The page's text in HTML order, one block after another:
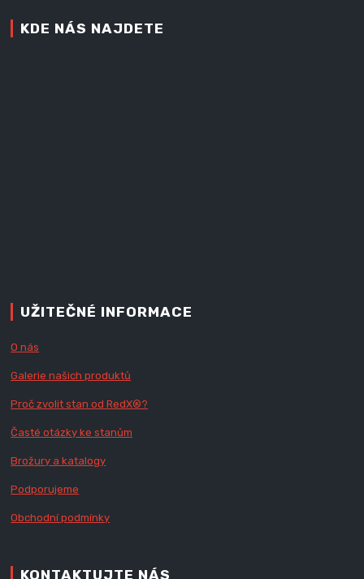
KDE NÁS NAJDETE
UŽITEČNÉ INFORMACE
O nás
Galerie našich produktů
Proč zvolit stan od RedX®?
Časté otázky ke stanům
Brožury a katalogy
Podporujeme
Obchodní podmínky
KONTAKTUJTE NÁS